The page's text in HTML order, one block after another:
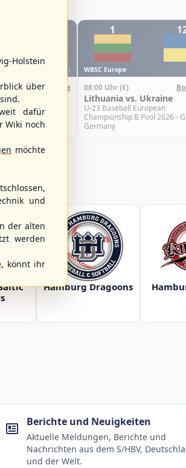
(F)
Box-Score
Israel
2026 - Group
1
WBSC Europe
08:00 Uhr(€)
Lithuania vs. Ukraine
U-23 Baseball European
Championship B Pool 2026 -
Germany
Hamburg Dragoons
Berichte und Neuigkeiten
Aktuelle Meldungen, Berichte und
Nachrichten aus dem S/HBV,
und der Welt.
Holstein
über
dafür
Wiki noch
möchte
und
der alten
werden
könnt ihr